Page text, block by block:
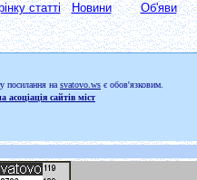
статті Новини Об'яви
посилання на svatovo.ws є обов'язковим.
асоціація сайтів міст